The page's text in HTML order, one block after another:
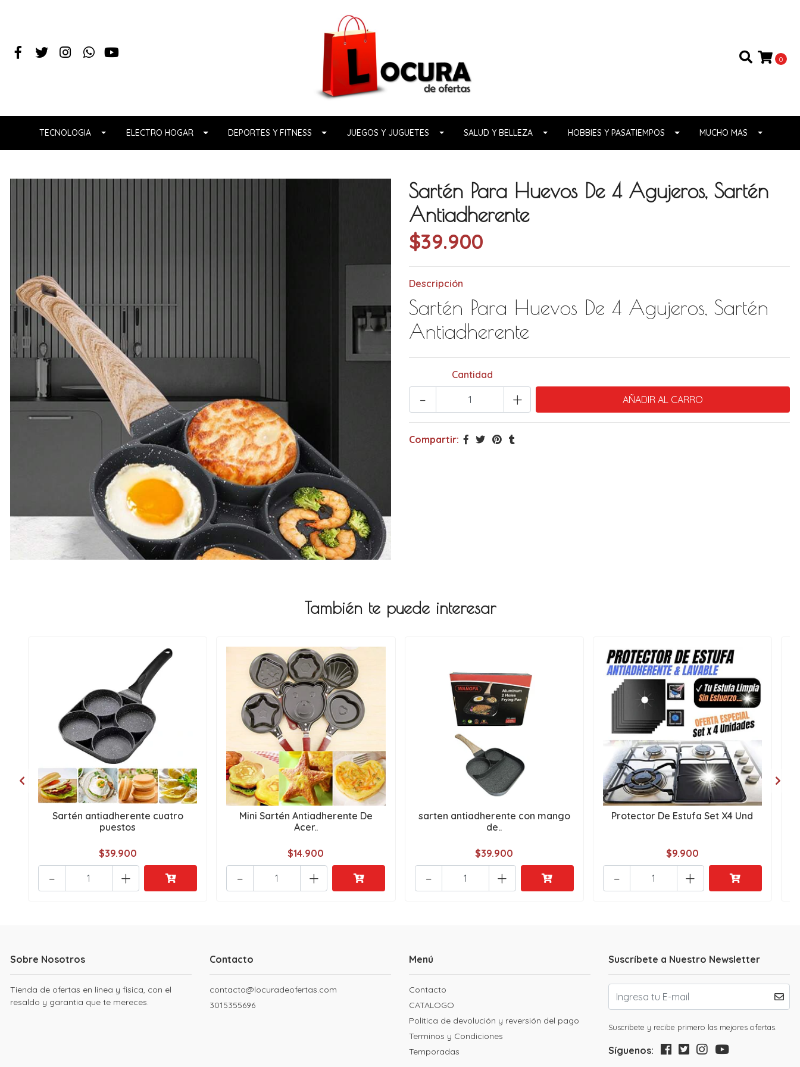
0
TECNOLOGIA ELECTRO HOGAR DEPORTES Y FITNESS JUEGOS Y JUGUETES SALUD Y BELLEZA HOBBIES Y PASATIEMPOS MUCHO MAS
Sartén Para Huevos De 4 Agujeros, Sartén
Antiadherente
$39.900
Descripción
Sartén Para Huevos De 4 Agujeros, Sartén
Antiadherente
Cantidad
+
-
Compartir:
También te puede interesar
Sartén antiadherente cuatro
puestos
$39.900
+
-
Mini Sartén Antiadherente De
Acer..
$14.900
+
-
sarten antiadherente con mango
de..
$39.900
+
-
Protector De Estufa Set X4 Und
$9.900
+
-
Sobre Nosotros
Tienda de ofertas en linea y fisica, con el
resaldo y garantia que te mereces.
Contacto
contacto@locuradeofertas.com
3015355696
Menú
Contacto
CATALOGO
Política de devolución y reversión del pago
Terminos y Condiciones
Temporadas
Suscríbete a Nuestro Newsletter
Suscribete y recibe primero las mejores ofertas.
Síguenos: